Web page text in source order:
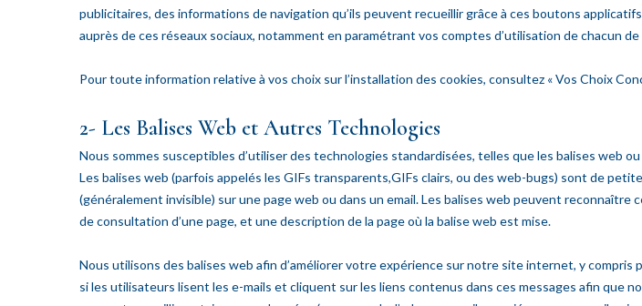
publicitaires, des informations de navigation qu’ils peuvent recueillir grâce à ces boutons
auprès de ces réseaux sociaux, notamment en paramétrant vos comptes d’utilisation de chacun de
Pour toute information relative à vos choix sur l’installation des cookies, consultez « Vos Choix
2- Les Balises Web et Autres Technologies
Nous sommes susceptibles d’utiliser des technologies standardisées, telles que les balises web
Les balises web (parfois appelés les GIFs transparents,GIFs clairs, ou des web-bugs) sont de
(généralement invisible) sur une page web ou dans un email. Les balises web peuvent
de consultation d’une page, et une description de la page où la balise web est mise.
Nous utilisons des balises web afin d’améliorer votre expérience sur notre site internet, y
si les utilisateurs lisent les e-mails et cliquent sur les liens contenus dans ces messages afin